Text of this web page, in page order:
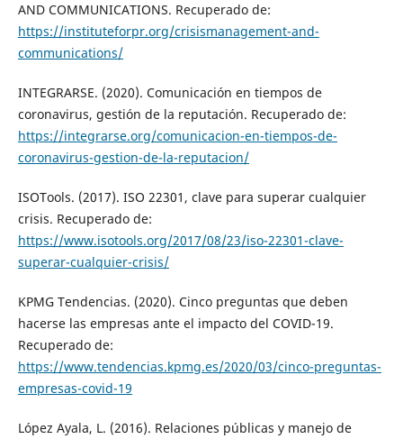
AND COMMUNICATIONS. Recuperado de:
https://instituteforpr.org/crisismanagement-and-
communications/
INTEGRARSE. (2020). Comunicación en tiempos de
coronavirus, gestión de la reputación. Recuperado de:
https://integrarse.org/comunicacion-en-tiempos-de-
coronavirus-gestion-de-la-reputacion/
ISOTools. (2017). ISO 22301, clave para superar cualquier
crisis. Recuperado de:
https://www.isotools.org/2017/08/23/iso-22301-clave-
superar-cualquier-crisis/
KPMG Tendencias. (2020). Cinco preguntas que deben
hacerse las empresas ante el impacto del COVID-19.
Recuperado de:
https://www.tendencias.kpmg.es/2020/03/cinco-preguntas-
empresas-covid-19
López Ayala, L. (2016). Relaciones públicas y manejo de